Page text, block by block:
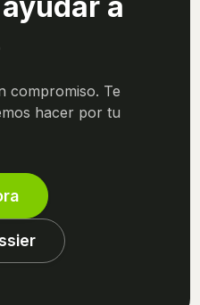
compromiso. Te
hacer por tu